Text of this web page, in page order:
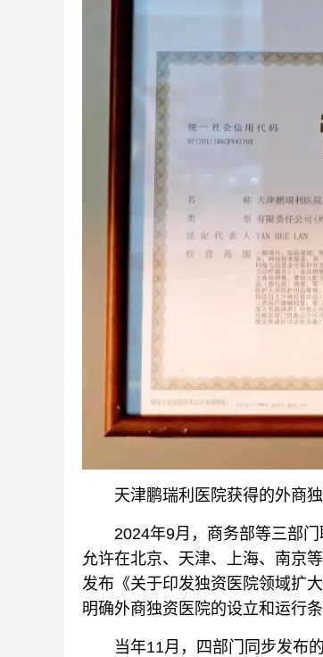
天津鹏瑞利医院获得的外商独
2024年9月，商务部等三部门
允许在北京、天津、上海、南京
发布《关于印发独资医院领域扩
明确外商独资医院的设立和运行条
当年11月，四部门同步发布的